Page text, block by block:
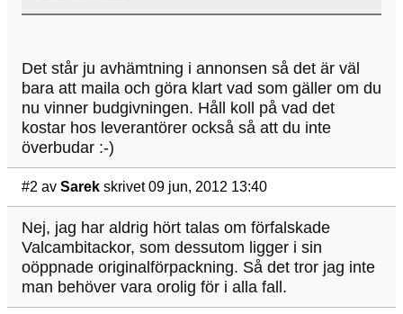
Det står ju avhämtning i annonsen så det är väl
bara att maila och göra klart vad som gäller om du
nu vinner budgivningen. Håll koll på vad det
kostar hos leverantörer också så att du inte
överbudar :-)
#2 av Sarek skrivet 09 jun, 2012 13:40
Nej, jag har aldrig hört talas om förfalskade
Valcambitackor, som dessutom ligger i sin
oöppnade originalförpackning. Så det tror jag inte
man behöver vara orolig för i alla fall.